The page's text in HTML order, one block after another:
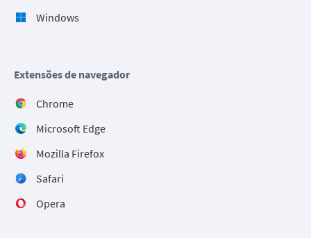
Windows
Extensões de navegador
Chrome
Microsoft Edge
Mozilla Firefox
Safari
Opera